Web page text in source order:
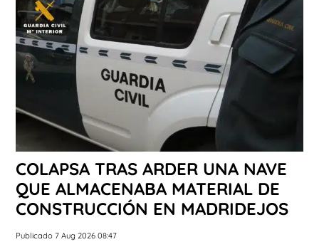
COLAPSA TRAS ARDER UNA NAVE
QUE ALMACENABA MATERIAL DE
CONSTRUCCIÓN EN MADRIDEJOS
Publicado 7 Aug 2026 08:47